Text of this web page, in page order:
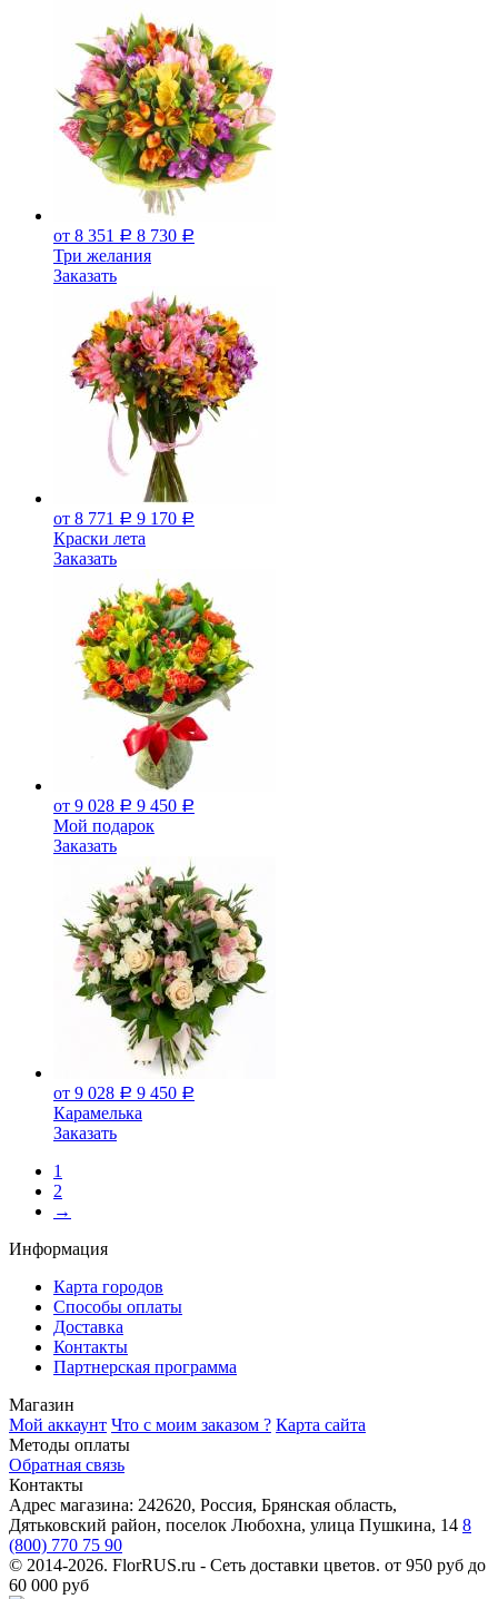
от 8 351 Р 8 730 Р
Три желания
Заказать
от 8 771 Р 9 170 Р
Краски лета
Заказать
от 9 028 Р 9 450 Р
Мой подарок
Заказать
от 9 028 Р 9 450 Р
Карамелька
Заказать
1
2
→
Информация
Карта городов
Способы оплаты
Доставка
Контакты
Партнерская программа
Магазин
Мой аккаунт Что с моим заказом ? Карта сайта
Методы оплаты
Обратная связь
Контакты
Адрес магазина: 242620, Россия, Брянская область,
Дятьковский район, поселок Любохна, улица Пушкина, 14 8
(800) 770 75 90
© 2014-2026. FlorRUS.ru - Сеть доставки цветов. от 950 руб до
60 000 руб